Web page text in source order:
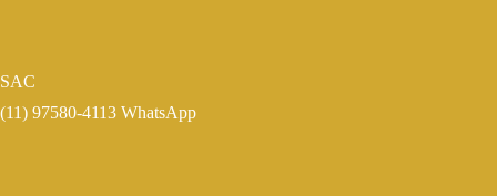
SAC
(11) 97580-4113 WhatsApp